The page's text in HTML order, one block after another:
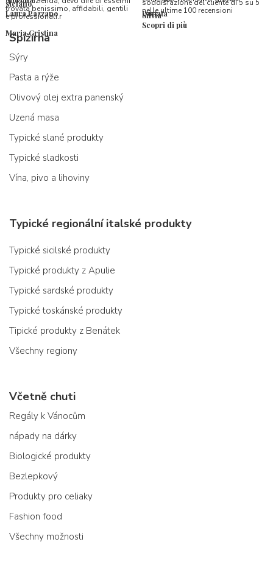
stefano
Laura Pazzano
trovata benissimo, affidabili, gentili
e professionali.r
Maria Cristina
Donata
Silvia
soddisfazione del cliente di 5 su 5
nelle ultime 100 recensioni
Scopri di più
Spižírna
Sýry
Pasta a rýže
Olivový olej extra panenský
Uzená masa
Typické slané produkty
Typické sladkosti
Vína, pivo a lihoviny
Typické regionální italské produkty
Typické sicilské produkty
Typické produkty z Apulie
Typické sardské produkty
Typické toskánské produkty
Tipické produkty z Benátek
Všechny regiony
Včetně chuti
Regály k Vánocům
nápady na dárky
Biologické produkty
Bezlepkový
Produkty pro celiaky
Fashion food
Všechny možnosti